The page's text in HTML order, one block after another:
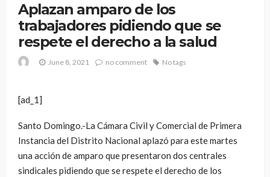
Aplazan amparo de los
trabajadores pidiendo que se
respete el derecho a la salud
June 8, 2021 no comment No tags
[ad_1]
Santo Domingo.-La Cámara Civil y Comercial de Primera
Instancia del Distrito Nacional aplazó para este martes
una acción de amparo que presentaron dos centrales
sindicales pidiendo que se respete el derecho de los